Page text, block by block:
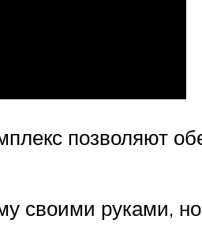
позволяют
своими руками,